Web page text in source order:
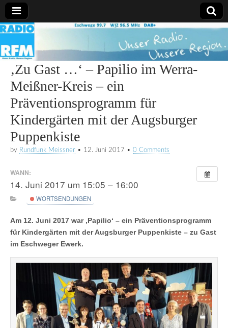
Radio
RFM
‚Zu Gast …‘ – Papilio im Werra-
Meißner-Kreis – ein
Präventionsprogramm für
Kindergärten mit der Augsburger
Puppenkiste
by Rundfunk Meissner • 12. Juni 2017 • 0 Comments
WANN:
14. Juni 2017 um 15:05 – 16:00
WORTSENDUNGEN
Am 12. Juni 2017 war ‚Papilio‘ – ein Präventionsprogramm
für Kindergärten mit der Augsburger Puppenkiste – zu Gast
im Eschweger Ewerk.